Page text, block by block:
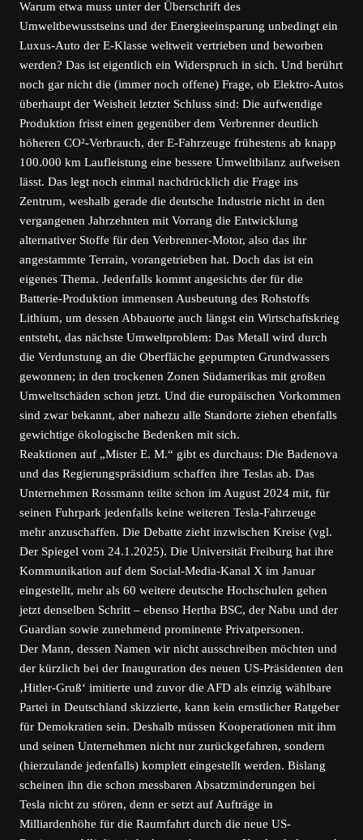
Warum etwa muss unter der Überschrift des
Umweltbewusstseins und der Energieeinsparung unbedingt ein
Luxus-Auto der E-Klasse weltweit vertrieben und beworben
werden? Das ist eigentlich ein Widerspruch in sich. Und berührt
noch gar nicht die (immer noch offene) Frage, ob Elektro-Autos
überhaupt der Weisheit letzter Schluss sind: Die aufwendige
Produktion frisst einen gegenüber dem Verbrenner deutlich
höheren CO²-Verbrauch, der E-Fahrzeuge frühestens ab knapp
100.000 km Laufleistung eine bessere Umweltbilanz aufweisen
lässt. Das legt noch einmal nachdrücklich die Frage ins
Zentrum, weshalb gerade die deutsche Industrie nicht in den
vergangenen Jahrzehnten mit Vorrang die Entwicklung
alternativer Stoffe für den Verbrenner-Motor, also das ihr
angestammte Terrain, vorangetrieben hat. Doch das ist ein
eigenes Thema. Jedenfalls kommt angesichts der für die
Batterie-Produktion immensen Ausbeutung des Rohstoffs
Lithium, um dessen Abbauorte auch längst ein Wirtschaftskrieg
entsteht, das nächste Umweltproblem: Das Metall wird durch
die Verdunstung an die Oberfläche gepumpten Grundwassers
gewonnen; in den trockenen Zonen Südamerikas mit großen
Umweltschäden schon jetzt. Und die europäischen Vorkommen
sind zwar bekannt, aber nahezu alle Standorte ziehen ebenfalls
gewichtige ökologische Bedenken mit sich.
Reaktionen auf „Mister E. M.“ gibt es durchaus: Die Badenova
und das Regierungspräsidium schaffen ihre Teslas ab. Das
Unternehmen Rossmann teilte schon im August 2024 mit, für
seinen Fuhrpark jedenfalls keine weiteren Tesla-Fahrzeuge
mehr anzuschaffen. Die Debatte zieht inzwischen Kreise (vgl.
Der Spiegel vom 24.1.2025). Die Universität Freiburg hat ihre
Kommunikation auf dem Social-Media-Kanal X im Januar
eingestellt, mehr als 60 weitere deutsche Hochschulen gehen
jetzt denselben Schritt – ebenso Hertha BSC, der Nabu und der
Guardian sowie zunehmend prominente Privatpersonen.
Der Mann, dessen Namen wir nicht ausschreiben möchten und
der kürzlich bei der Inauguration des neuen US-Präsidenten den
‚Hitler-Gruß‘ imitierte und zuvor die AFD als einzig wählbare
Partei in Deutschland skizzierte, kann kein ernstlicher Ratgeber
für Demokratien sein. Deshalb müssen Kooperationen mit ihm
und seinen Unternehmen nicht nur zurückgefahren, sondern
(hierzulande jedenfalls) komplett eingestellt werden. Bislang
scheinen ihn die schon messbaren Absatzminderungen bei
Tesla nicht zu stören, denn er setzt auf Aufträge in
Milliardenhöhe für die Raumfahrt durch die neue US-